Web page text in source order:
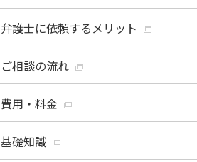
弁護士に依頼するメリット
ご相談の流れ
費用・料金
基礎知識